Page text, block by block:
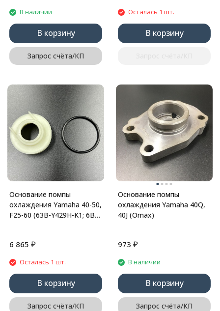
В наличии
В корзину
Запрос счёта/КП
Осталась 1 шт.
В корзину
Основание помпы
охлаждения Yamaha 40-50,
F25-60 (63B-Y429H-K1; 6BG-
6 865 ₽
Осталась 1 шт.
В корзину
Запрос счёта/КП
Основание помпы
охлаждения Yamaha 40Q,
40J (Omax)
973 ₽
В наличии
В корзину
Запрос счёта/КП